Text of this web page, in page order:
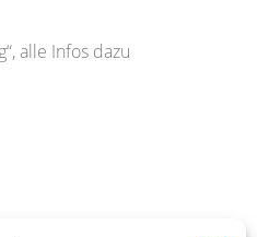
alle Infos dazu